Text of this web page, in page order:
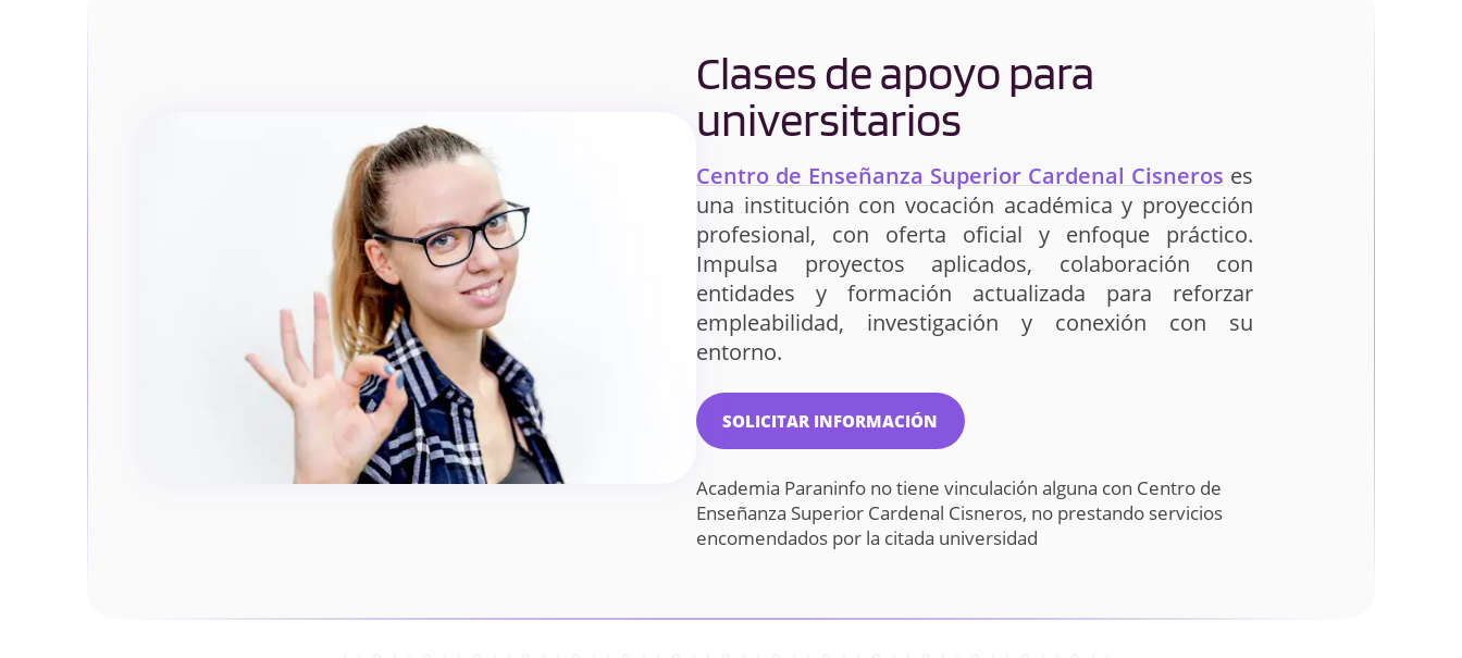
Clases de apoyo para
universitarios
Centro de Enseñanza Superior Cardenal Cisneros es
una institución con vocación académica y proyección
profesional, con oferta oficial y enfoque práctico.
Impulsa proyectos aplicados, colaboración con
entidades y formación actualizada para reforzar
empleabilidad, investigación y conexión con su
entorno.
SOLICITAR INFORMACIÓN
Academia Paraninfo no tiene vinculación alguna con Centro de
Enseñanza Superior Cardenal Cisneros, no prestando servicios
encomendados por la citada universidad